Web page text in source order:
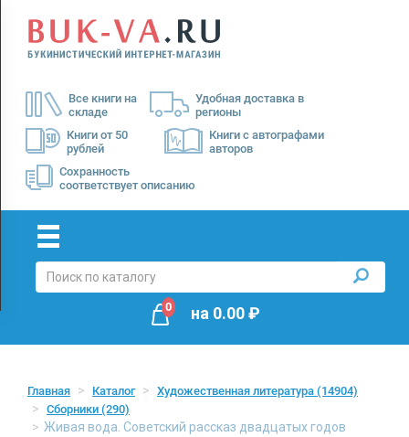
Все книги на
складе
Удобная доставка в
регионы
Книги от 50
рублей
Книги с автографами
авторов
Сохранность
соответствует описанию
Menu
Доставка
Оплата
0 на 0.00₽
Главная Каталог Художественная литература (14904)
Сборники (290)
Живая вода. Советский рассказ двадцатых годов